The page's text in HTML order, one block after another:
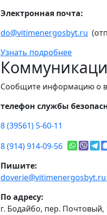
Электронная почта:
do@vitimenergosbyt.ru
Узнать подробнее
Сообщите информацию о
телефон службы
8 (39561) 5-60-11
8 (914) 914-09-56
Пишите:
doverie@vitimenergosbyt.ru
По адресу:
г. Бодайбо, пер. Почтовый,